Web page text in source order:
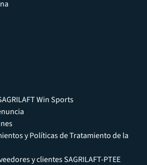
Win Sports
y Políticas de Tratamiento de la
y clientes SAGRILAFT-PTEE